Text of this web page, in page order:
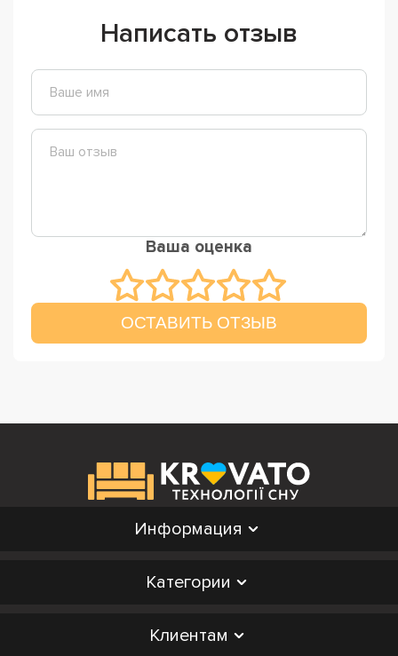
Написать отзыв
Ваша оценка
ОСТАВИТЬ ОТЗЫВ
Информация
Категории
Клиентам